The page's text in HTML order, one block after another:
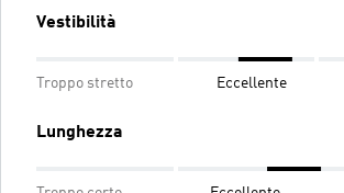
Vestibilità
Troppo stretto Eccellente
Lunghezza